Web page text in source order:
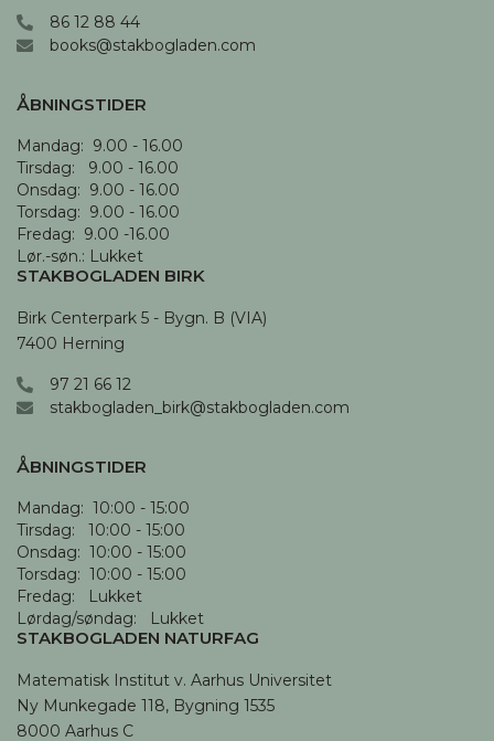
86 12 88 44
books@stakbogladen.com
ÅBNINGSTIDER
Mandag:  9.00 - 16.00
Tirsdag:   9.00 - 16.00
Onsdag:  9.00 - 16.00
Torsdag:  9.00 - 16.00
Fredag:  9.00 -16.00
Lør.-søn.: Lukket
STAKBOGLADEN BIRK
Birk Centerpark 5 - Bygn. B (VIA)
7400 Herning
97 21 66 12
stakbogladen_birk@stakbogladen.com
ÅBNINGSTIDER
Mandag:  10:00 - 15:00
Tirsdag:   10:00 - 15:00
Onsdag:  10:00 - 15:00
Torsdag:  10:00 - 15:00
Fredag:   Lukket
Lørdag/søndag:   Lukket
STAKBOGLADEN NATURFAG
Matematisk Institut v. Aarhus Universitet
Ny Munkegade 118, Bygning 1535
8000 Aarhus C